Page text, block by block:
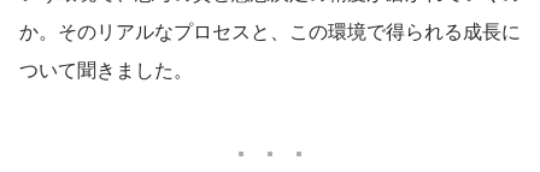
か。そのリアルなプロセスと、この環境で得られる成長に
ついて聞きました。